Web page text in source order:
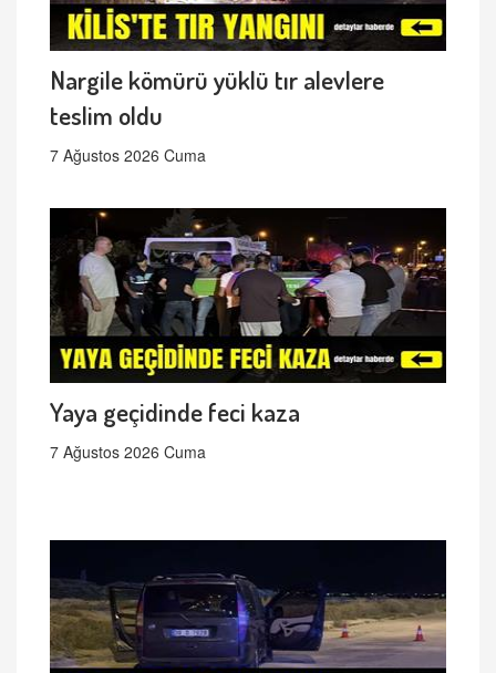
Nargile kömürü yüklü tır alevlere
teslim oldu
7 Ağustos 2026 Cuma
Yaya geçidinde feci kaza
7 Ağustos 2026 Cuma